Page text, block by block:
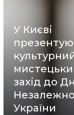
У Києві
захід до
України